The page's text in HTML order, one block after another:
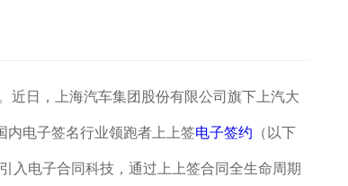
日，上海汽车集团股份有限公司旗下上汽大
内电子签名行业领跑者上上签电子签约 （以下
入电子合同科技，通过上上签合同全生命周期